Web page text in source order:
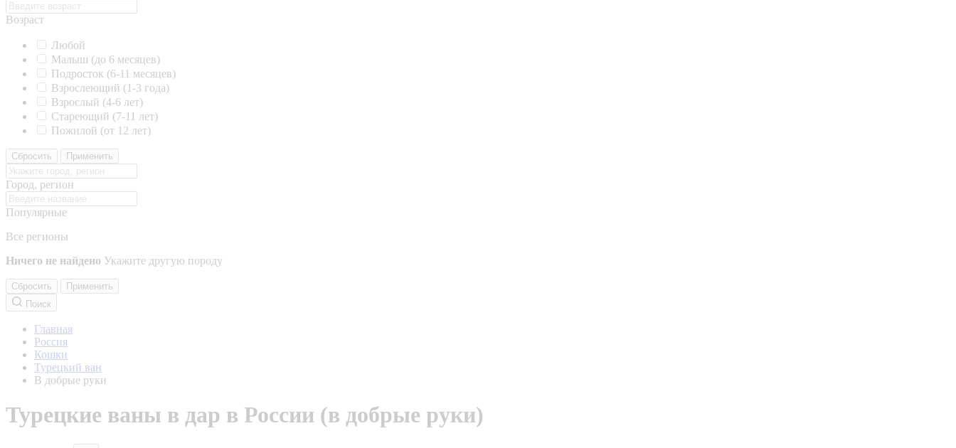
Возраст
Любой
Малыш (до 6 месяцев)
Подросток (6-11 месяцев)
Взрослеющий (1-3 года)
Взрослый (4-6 лет)
Стареющий (7-11 лет)
Пожилой (от 12 лет)
Сбросить Применить
Город, регион
Популярные
Все регионы
Ничего не найдено Укажите другую породу
Сбросить
Применить
Поиск
Главная
Россия
Кошки
Турецкий ван
В добрые руки
Турецкие ваны в дар в России (в добрые руки)